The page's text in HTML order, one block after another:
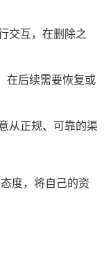
交互，在删除之
在后续需要恢复或
从正规、可靠的渠
度，将自己的资